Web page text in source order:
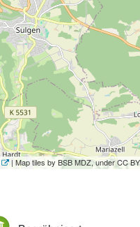
| Map tiles by BSB MDZ, under CC